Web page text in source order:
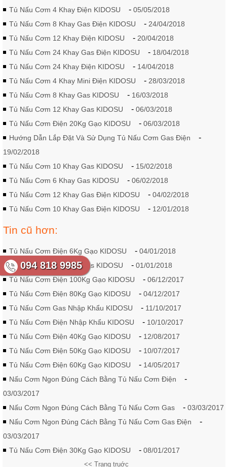
Tủ Nấu Cơm 4 Khay Điện KIDOSU
- 05/05/2018
Tủ Nấu Cơm 8 Khay Gas Điện KIDOSU
- 24/04/2018
Tủ Nấu Cơm 12 Khay Điện KIDOSU
- 20/04/2018
Tủ Nấu Cơm 24 Khay Gas Điện KIDOSU
- 18/04/2018
Tủ Nấu Cơm 24 Khay Điện KIDOSU
- 14/04/2018
Tủ Nấu Cơm 4 Khay Mini Điện KIDOSU
- 28/03/2018
Tủ Nấu Cơm 8 Khay Gas KIDOSU
- 16/03/2018
Tủ Nấu Cơm 12 Khay Gas KIDOSU
- 06/03/2018
Tủ Nấu Cơm Điện 20Kg Gạo KIDOSU
- 06/03/2018
Hướng Dẫn Lắp Đặt Và Sử Dụng Tủ Nấu Cơm Gas Điện
-
19/02/2018
Tủ Nấu Cơm 10 Khay Gas KIDOSU
- 15/02/2018
Tủ Nấu Cơm 6 Khay Gas KIDOSU
- 06/02/2018
Tủ Nấu Cơm 12 Khay Gas Điện KIDOSU
- 04/02/2018
Tủ Nấu Cơm 10 Khay Gas Điện KIDOSU
- 12/01/2018
Tin cũ hơn:
Tủ Nấu Cơm Điện 6Kg Gạo KIDOSU - 04/01/2018
Tủ Nấu Cơm 24 Khay Gas KIDOSU
- 01/01/2018
Tủ Nấu Cơm Điện 100Kg Gạo KIDOSU
- 06/12/2017
Tủ Nấu Cơm Điện 80Kg Gạo KIDOSU
- 04/12/2017
Tủ Nấu Cơm Gas Nhập Khẩu KIDOSU
- 11/10/2017
Tủ Nấu Cơm Điện Nhập Khẩu KIDOSU
- 10/10/2017
Tủ Nấu Cơm Điện 40Kg Gạo KIDOSU
- 12/08/2017
Tủ Nấu Cơm Điện 50Kg Gạo KIDOSU
- 10/07/2017
Tủ Nấu Cơm Điện 60Kg Gạo KIDOSU
- 14/05/2017
Nấu Cơm Ngon Đúng Cách Bằng Tủ Nấu Cơm Điện
-
03/03/2017
Nấu Cơm Ngon Đúng Cách Bằng Tủ Nấu Cơm Gas
- 03/03/2017
Nấu Cơm Ngon Đúng Cách Bằng Tủ Nấu Cơm Gas Điện
-
03/03/2017
Tủ Nấu Cơm Điện 30Kg Gạo KIDOSU
- 08/01/2017
<< Trang truớc
094 818 9985